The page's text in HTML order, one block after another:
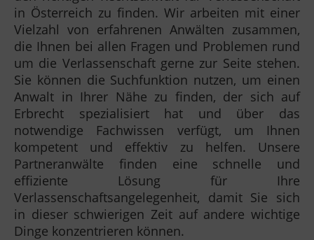
in Österreich zu finden. Wir arbeiten mit einer
Vielzahl von erfahrenen Anwälten zusammen,
die Ihnen bei allen Fragen und Problemen rund
um die Verlassenschaft gerne zur Seite stehen.
Sie können die Suchfunktion nutzen, um einen
Anwalt in Ihrer Nähe zu finden, der sich auf
Erbrecht spezialisiert hat und über das
notwendige Fachwissen verfügt, um Ihnen
kompetent und effektiv zu helfen. Unsere
Partneranwälte finden eine schnelle und
effiziente Lösung für Ihre
Verlassenschaftsangelegenheit, damit Sie sich
in dieser schwierigen Zeit auf andere wichtige
Dinge konzentrieren können.